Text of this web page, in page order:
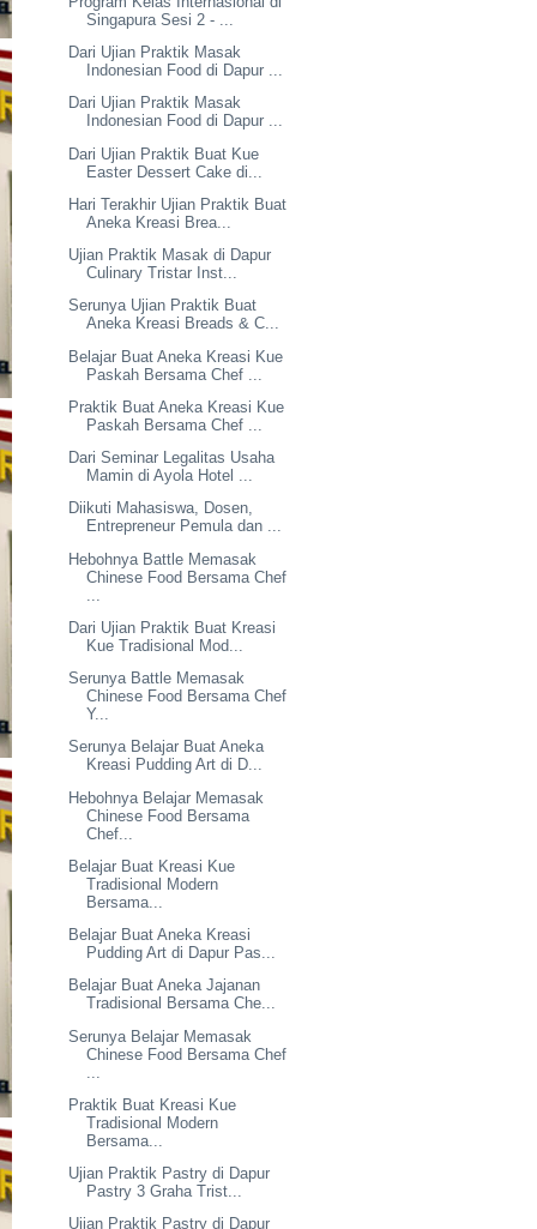
Singapura Sesi 2 - ...
Dari Ujian Praktik Masak
Indonesian Food di Dapur ...
Dari Ujian Praktik Masak
Indonesian Food di Dapur ...
Dari Ujian Praktik Buat Kue
Easter Dessert Cake di...
Hari Terakhir Ujian Praktik Buat
Aneka Kreasi Brea...
Ujian Praktik Masak di Dapur
Culinary Tristar Inst...
Serunya Ujian Praktik Buat
Aneka Kreasi Breads & C...
Belajar Buat Aneka Kreasi Kue
Paskah Bersama Chef ...
Praktik Buat Aneka Kreasi Kue
Paskah Bersama Chef ...
Dari Seminar Legalitas Usaha
Mamin di Ayola Hotel ...
Diikuti Mahasiswa, Dosen,
Entrepreneur Pemula dan ...
Hebohnya Battle Memasak
Chinese Food Bersama Chef
Dari Ujian Praktik Buat Kreasi
Kue Tradisional Mod...
Serunya Battle Memasak
Chinese Food Bersama Chef
Y...
Serunya Belajar Buat Aneka
Kreasi Pudding Art di D...
Hebohnya Belajar Memasak
Chinese Food Bersama
Chef...
Belajar Buat Kreasi Kue
Tradisional Modern
Bersama...
Belajar Buat Aneka Kreasi
Pudding Art di Dapur Pas...
Belajar Buat Aneka Jajanan
Tradisional Bersama Che...
Serunya Belajar Memasak
Chinese Food Bersama Chef
Praktik Buat Kreasi Kue
Tradisional Modern
Bersama...
Ujian Praktik Pastry di Dapur
Pastry 3 Graha Trist...
Ujian Praktik Pastry di Dapur